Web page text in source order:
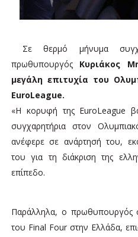
Σε θερμό μήνυμα
πρωθυπουργός
Κυριάκος
μεγάλη επιτυχία του
EuroLeague.
«Η κορυφή της EuroLeague
συγχαρητήρια στον
ανέφερε σε ανάρτησή του,
του για τη διάκριση της
επίπεδο.
Παράλληλα, ο πρωθυπουργός
του Final Four στην Ελλάδα,